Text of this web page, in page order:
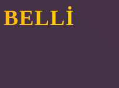
BELLI